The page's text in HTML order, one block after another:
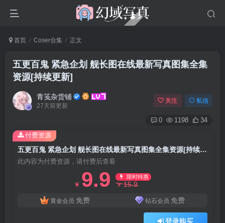
首页 Coser合集 正文
五更百鬼 紧急企划 舰长图在线最新写真图集全集
资源[持续更新]
青笺杂货铺
27天前更新
关注 私信
0 1198 34
五更百鬼 紧急企划 舰长图在线最新写真图集全集资源[持续更新]
此内容为付费资源，请付费后查看
￥ 9.9 限时特惠
￥ 15.9
黄金会员 免费 钻石会员 免费
登录购买
付费资源